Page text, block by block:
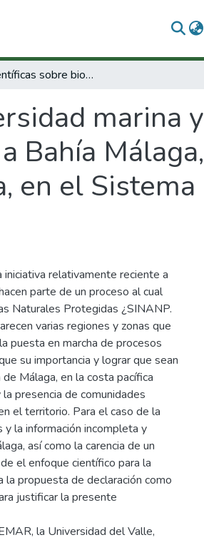
Bases científicas sobre biodiversidad marina y costera como instrumento para incorporar a Bahía Málaga, zona del departamento del Valle del Cauca, en el Sistema Regional de Áreas Protegidas, SIRAP.
marina y
Bahía Málaga,
en el Sistema
relativamente reciente a
parte de un proceso al cual
Naturales Protegidas ¿SINANP.
varias regiones y zonas que
puesta en marcha de procesos
su importancia y lograr que sean
Málaga, en la costa pacífica
presencia de comunidades
el territorio. Para el caso de la
la información incompleta y
así como la carencia de un
el enfoque científico para la
propuesta de declaración como
justificar la presente
la Universidad del Valle,